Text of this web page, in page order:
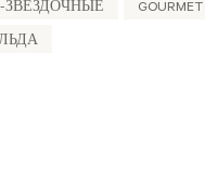
ЗВЕЗДОЧНЫЕ GOURMET